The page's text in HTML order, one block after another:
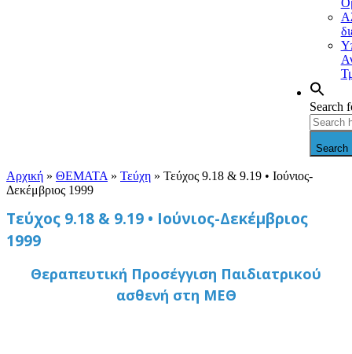
Search
Search
Αρχική » ΘΕΜΑΤΑ » Τεύχη » Τεύχος 9.18 & 9.19 • Ιούνιος-
Δεκέμβριος 1999
Τεύχος 9.18 & 9.19 • Ιούνιος-Δεκέμβριος
1999
Θεραπευτική Προσέγγιση Παιδιατρικού
ασθενή στη ΜΕΘ